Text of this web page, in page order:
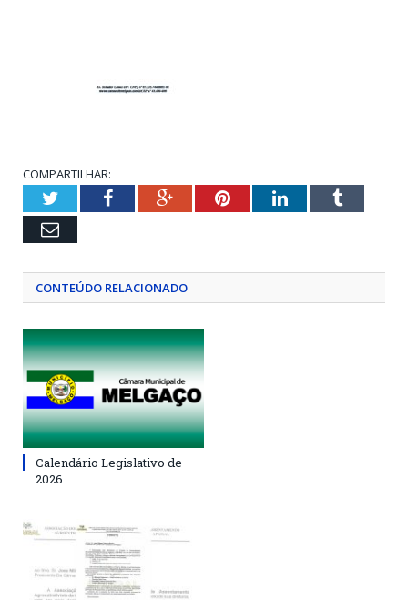
COMPARTILHAR:
TwitterFacebookGoogle+PinterestLinkedInTumblr
Email
CONTEÚDO RELACIONADO
Calendário Legislativo de
2026